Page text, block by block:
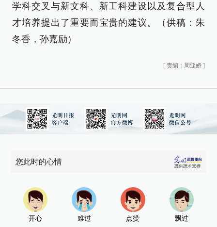
学科交叉与新文科、新工科建设以及复合型人
才培养提出了重要而宝贵的建议。（供稿：朱
冬香，孙嘉励）
[ 责编：周亚娇 ]
您此时的心情
开心 难过 点赞 飘过